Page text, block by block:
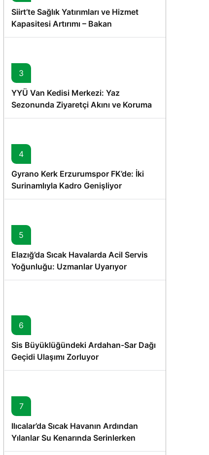
Siirt’te Sağlık Yatırımları ve Hizmet
Kapasitesi Artırımı – Bakan
Memişoğlu’nun Ziyareti
3
YYÜ Van Kedisi Merkezi: Yaz
Sezonunda Ziyaretçi Akını ve Koruma
Vurgusu
4
Gyrano Kerk Erzurumspor FK’de: İki
Surinamlıyla Kadro Genişliyor
5
Elazığ’da Sıcak Havalarda Acil Servis
Yoğunluğu: Uzmanlar Uyarıyor
6
Sis Büyüklüğündeki Ardahan-Sar Dağı
Geçidi Ulaşımı Zorluyor
7
Ilıcalar’da Sıcak Havanın Ardından
Yılanlar Su Kenarında Serinlerken
Görüntülendi